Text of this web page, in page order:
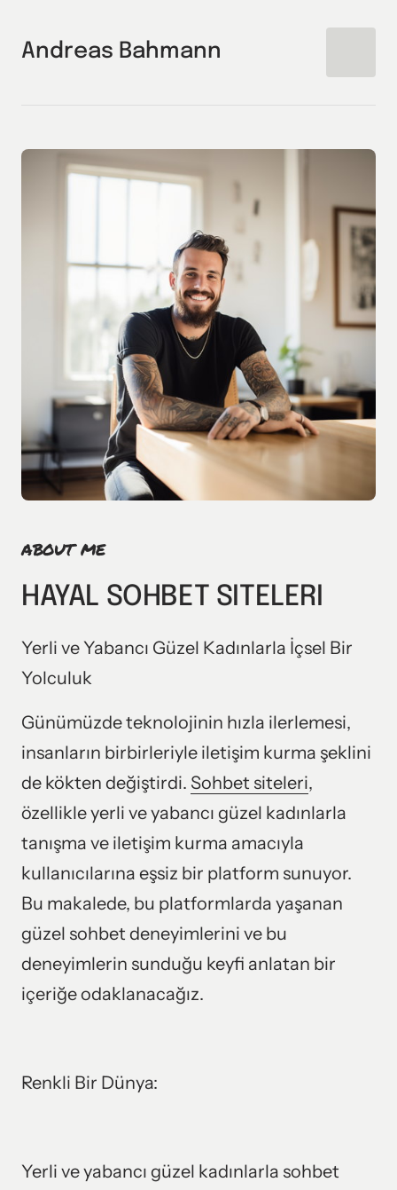
Andreas Bahmann
ABOUT ME
HAYAL SOHBET SITELERI
Yerli ve Yabancı Güzel Kadınlarla İçsel Bir
Yolculuk
Günümüzde teknolojinin hızla ilerlemesi,
insanların birbirleriyle iletişim kurma şeklini
de kökten değiştirdi. Sohbet siteleri,
özellikle yerli ve yabancı güzel kadınlarla
tanışma ve iletişim kurma amacıyla
kullanıcılarına eşsiz bir platform sunuyor.
Bu makalede, bu platformlarda yaşanan
güzel sohbet deneyimlerini ve bu
deneyimlerin sunduğu keyfi anlatan bir
içeriğe odaklanacağız.
Renkli Bir Dünya:
Yerli ve yabancı güzel kadınlarla sohbet